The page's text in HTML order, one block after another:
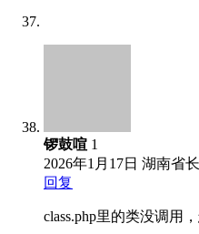
锣鼓喧 1
2026年1月17日 湖南省
回复
class.php里的类没调用